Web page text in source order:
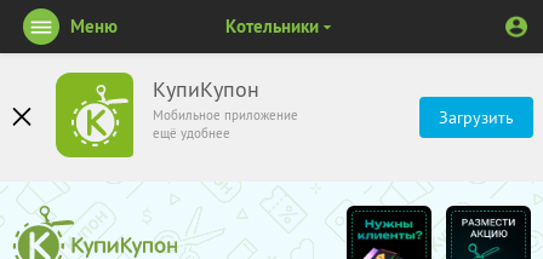
КупиКупон
Мобильное приложение
ещё удобнее
Загрузить
Меню Котельники